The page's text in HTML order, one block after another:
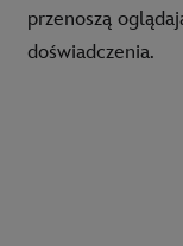
przenoszą
doświadczenia.